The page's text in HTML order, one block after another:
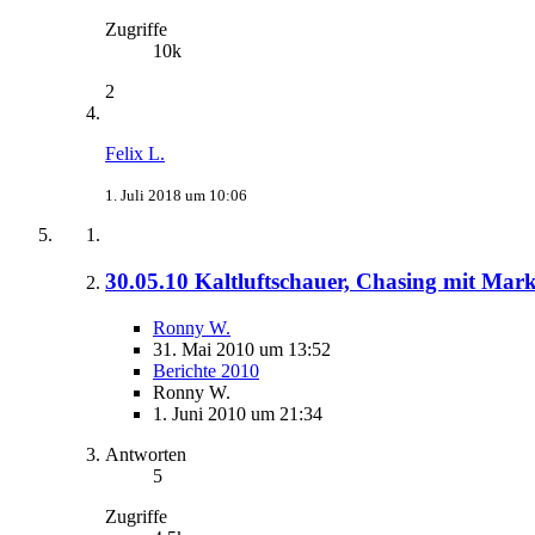
Zugriffe
10k
2
Felix L.
1. Juli 2018 um 10:06
30.05.10 Kaltluftschauer, Chasing mit
Ronny W.
31. Mai 2010 um 13:52
Berichte 2010
Ronny W.
1. Juni 2010 um 21:34
Antworten
5
Zugriffe